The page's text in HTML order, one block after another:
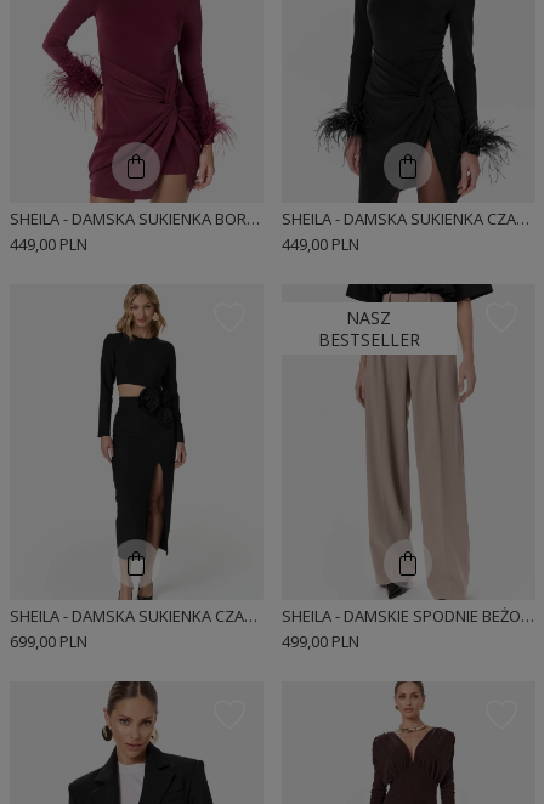
SHEILA - DAMSKA SUKIENKA BORDOWA Z PIÓRAMI MINI 'KAILEY'
449,00 PLN
SHEILA - DAMSKA SUKIENKA CZARNA Z PIÓRAMI MINI 'BLAIR'
449,00 PLN
SHEILA - DAMSKA SUKIENKA CZARNA Z WYCIĘCIEM NA BRZUCHU I KWIATAMI 'MARLOW'
699,00 PLN
NASZ
BESTSELLER
SHEILA - DAMSKIE SPODNIE BEŻOWE Z WYSOKIM STANEM Z WEŁNĄ 'ELLIS'
499,00 PLN